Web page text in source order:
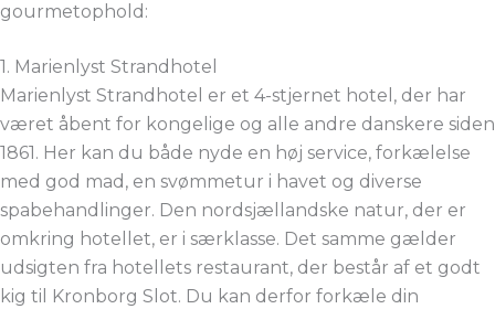
gourmetophold:
1. Marienlyst Strandhotel
Marienlyst Strandhotel er et 4-stjernet hotel, der har
været åbent for kongelige og alle andre danskere siden
1861. Her kan du både nyde en høj service, forkælelse
med god mad, en svømmetur i havet og diverse
spabehandlinger. Den nordsjællandske natur, der er
omkring hotellet, er i særklasse. Det samme gælder
udsigten fra hotellets restaurant, der består af et godt
kig til Kronborg Slot. Du kan derfor forkæle din